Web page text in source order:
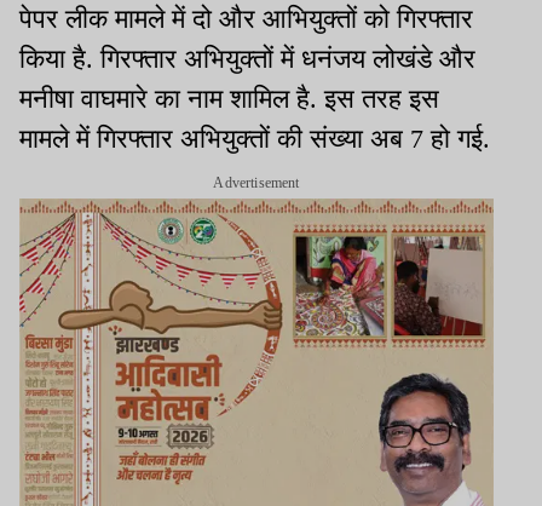
पेपर लीक मामले में दो और आभियुक्तों को गिरफ्तार
किया है. गिरफ्तार अभियुक्तों में धनंजय लोखंडे और
मनीषा वाघमारे का नाम शामिल है. इस तरह इस
मामले में गिरफ्तार अभियुक्तों की संख्या अब 7 हो गई.
Advertisement